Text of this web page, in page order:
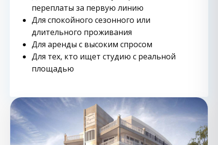
переплаты за первую линию
Для спокойного сезонного или
длительного проживания
Для аренды с высоким спросом
Для тех, кто ищет студию с реальной
площадью